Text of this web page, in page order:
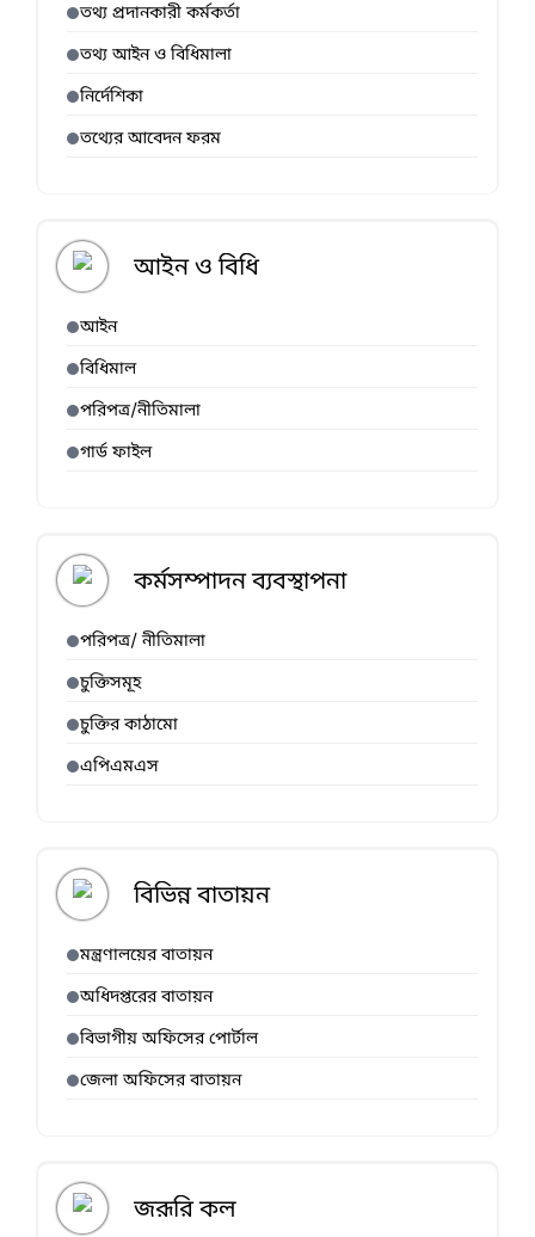
তথ্য প্রদানকারী কর্মকর্তা
তথ্য আইন ও বিধিমালা
নির্দেশিকা
তথ্যের আবেদন ফরম
আইন ও বিধি
আইন
বিধিমাল
পরিপত্র/নীতিমালা
গার্ড ফাইল
কর্মসম্পাদন ব্যবস্থাপনা
পরিপত্র/ নীতিমালা
চুক্তিসমূহ
চুক্তির কাঠামো
এপিএমএস
বিভিন্ন বাতায়ন
মন্ত্রণালয়ের বাতায়ন
অধিদপ্তরের বাতায়ন
বিভাগীয় অফিসের পোর্টাল
জেলা অফিসের বাতায়ন
জরূরি কল